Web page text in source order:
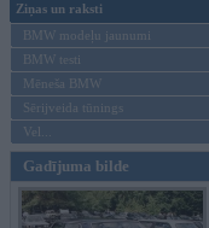
Ziņas un raksti
BMW modeļu jaunumi
BMW testi
Mēneša BMW
Sērijveida tūnings
Vel...
Gadījuma bilde